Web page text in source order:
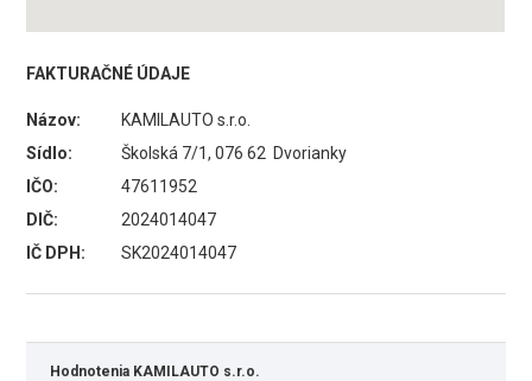
FAKTURAČNÉ ÚDAJE
Názov:
KAMILAUTO s.r.o.
Sídlo:
Školská 7/1, 076 62 Dvorianky
IČO:
47611952
DIČ:
2024014047
IČ DPH:
SK2024014047
Hodnotenia KAMILAUTO s.r.o.